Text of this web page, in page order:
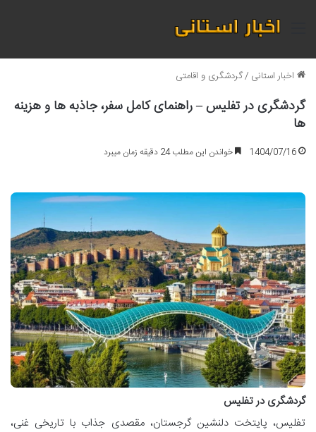
منو
اخبار استانی /گردشگری و اقامتی
گردشگری در تفلیس – راهنمای کامل سفر، جاذبه ها و هزینه
ها
1404/07/16 خواندن این مطلب 24 دقیقه زمان میبرد
گردشگری در تفلیس
تفلیس، پایتخت دلنشین گرجستان، مقصدی جذاب با تاریخی غنی،